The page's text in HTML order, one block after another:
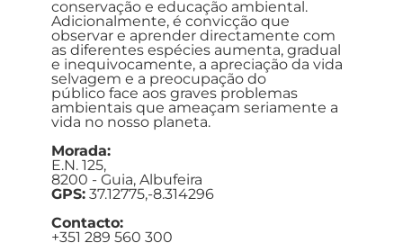
conservação e educação ambiental.
Adicionalmente, é convicção que
observar e aprender directamente com
as diferentes espécies aumenta, gradual
e inequivocamente, a apreciação da vida
selvagem e a preocupação do
público face aos graves problemas
ambientais que ameaçam seriamente a
vida no nosso planeta.
Morada:
E.N. 125,
8200 - Guia, Albufeira
GPS:37.12775,-8.314296
Contacto:
+351 289 560 300